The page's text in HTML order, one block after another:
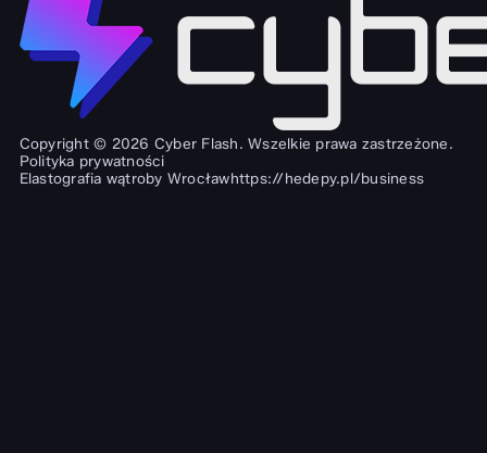
Copyright © 2026 Cyber Flash. Wszelkie prawa zastrzeżone.
Polityka prywatności
Elastografia wątroby Wrocławhttps://hedepy.pl/business